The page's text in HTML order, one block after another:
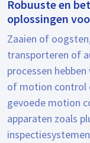
Robuuste en
oplossingen
Zaaien of
transporteren of
processen
of motion control
gevoede motion
apparaten zoals